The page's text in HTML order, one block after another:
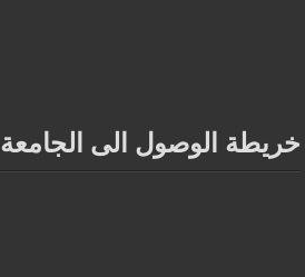
خريطة الوصول الى الجامعة